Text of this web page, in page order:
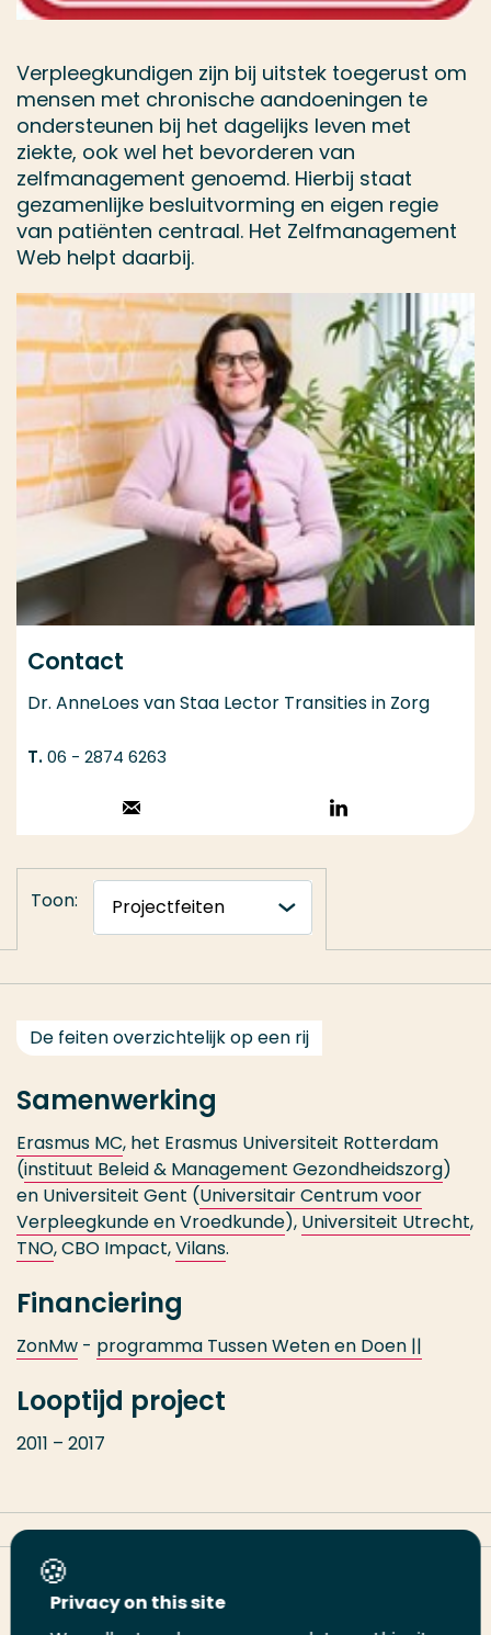
Verpleegkundigen zijn bij uitstek toegerust om
mensen met chronische aandoeningen te
ondersteunen bij het dagelijks leven met
ziekte, ook wel het bevorderen van
zelfmanagement genoemd. Hierbij staat
gezamenlijke besluitvorming en eigen regie
van patiënten centraal. Het Zelfmanagement
Web helpt daarbij.
Contact
Dr. AnneLoes van Staa Lector Transities in Zorg
06 - 2874 6263
Stuur een email
Volg op
LinkedIn
Toon:
De feiten overzichtelijk op een rij
Samenwerking
Erasmus MC, het Erasmus Universiteit Rotterdam
(instituut Beleid & Management Gezondheidszorg)
en Universiteit Gent (Universitair Centrum voor
Verpleegkunde en Vroedkunde), Universiteit Utrecht,
TNO, CBO Impact,Vilans.
Financiering
ZonMw - programma Tussen Weten en Doen ||
Looptijd project
2011 – 2017
Deel deze pagina
Privacy on this site